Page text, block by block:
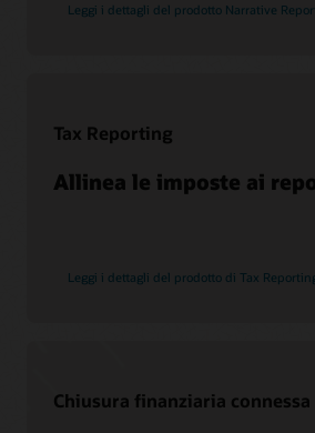
Leggi i dettagli del prodotto Narrative
Tax Reporting
Allinea le imposte ai
Leggi i dettagli del prodotto di Tax
Chiusura finanziaria connessa